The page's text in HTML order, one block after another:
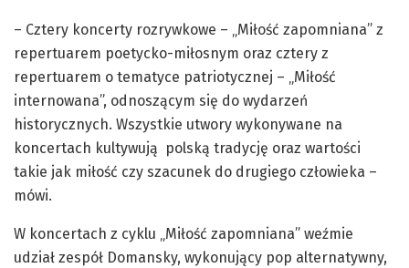
– Cztery koncerty rozrywkowe – „Miłość zapomniana” z
repertuarem poetycko-miłosnym oraz cztery z
repertuarem o tematyce patriotycznej – „Miłość
internowana”, odnoszącym się do wydarzeń
historycznych. Wszystkie utwory wykonywane na
koncertach kultywują polską tradycję oraz wartości
takie jak miłość czy szacunek do drugiego człowieka –
mówi.
W koncertach z cyklu „Miłość zapomniana” weźmie
udział zespół Domansky, wykonujący pop alternatywny,